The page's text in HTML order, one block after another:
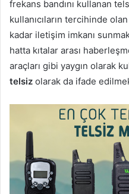
frekans bandını kullanan
kullanıcıların tercihinde
kadar iletişim imkanı
hatta kıtalar arası
araçları gibi yaygın olarak
telsiz olarak da ifade